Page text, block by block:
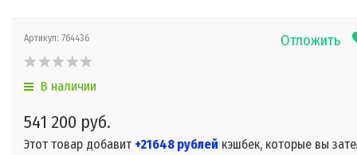
Отложить
Артикул: 764436
В наличии
541 200 руб.
Этот товар добавит +21648 рублей кэшбек, которые вы